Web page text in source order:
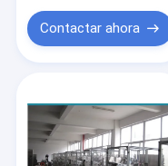
Contactar ahora